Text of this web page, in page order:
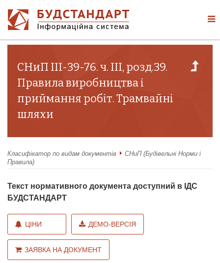
СНиП III-39-76. ч. III, розд.39.
Правила виробництва і
приймання робіт. Трамвайні
шляхи
Класифікатор по видам документів
СНиП (Будівельні Норми і
Правила)
Текст нормативного документа доступний в ІДС
БУДСТАНДАРТ
ЦІНИ ДЕМО-ВЕРСІЯ
ЗАЯВКА НА ДОКУМЕНТ